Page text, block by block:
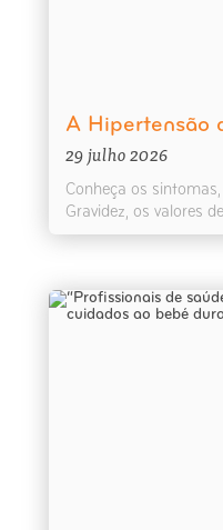
A Hipertensão
29 julho 2026
Conheça os
Gravidez, os valores